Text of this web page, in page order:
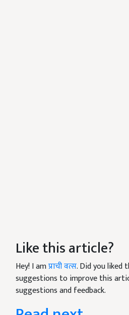
Like this article?
Hey! I amप्राची वत्स. Did you liked
suggestions to improve this
suggestions and feedback.